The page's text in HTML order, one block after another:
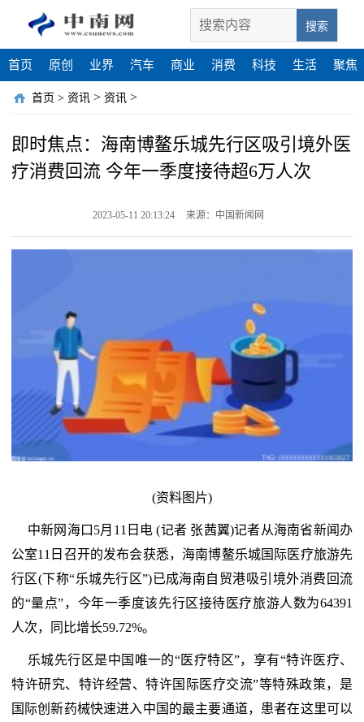
搜索
首页 原创 业界 汽车 商业 消费 科技 生活 聚焦
首页 > 资讯 > 资讯 >
即时焦点：海南博鳌乐城先行区吸引境外医
疗消费回流 今年一季度接待超6万人次
2023-05-11 20:13:24 来源：中国新闻网
(资料图片)
中新网海口5月11日电 (记者 张茜翼)记者从海南省新闻办
公室11日召开的发布会获悉，海南博鳌乐城国际医疗旅游先
行区(下称“乐城先行区”)已成海南自贸港吸引境外消费回流
的“量点”，今年一季度该先行区接待医疗旅游人数为64391
人次，同比增长59.72%。
乐城先行区是中国唯一的“医疗特区”，享有“特许医疗、
特许研究、特许经营、特许国际医疗交流”等特殊政策，是
国际创新药械快速进入中国的最主要通道，患者在这里可以